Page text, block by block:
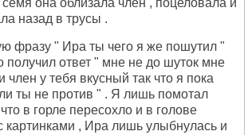
она облизала член , поцеловала и
назад в трусы .
фразу " Ира ты чего я же пошутил "
получил ответ " мне не до шуток мне
член у тебя вкусный так что я пока
ты не против " . Я лишь помотал
в горле пересохло и в голове
картинками , Ира лишь улыбнулась и